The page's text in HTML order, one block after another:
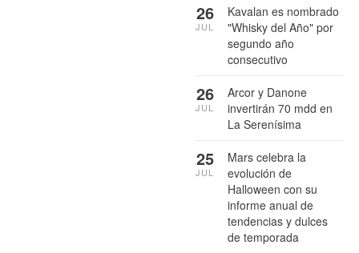
Kavalan es nombrado
"Whisky del Año" por
segundo año
consecutivo
26
JUL
Arcor y Danone
invertirán 70 mdd en
La Serenísima
26
JUL
Mars celebra la
evolución de
Halloween con su
informe anual de
tendencias y dulces
de temporada
25
JUL